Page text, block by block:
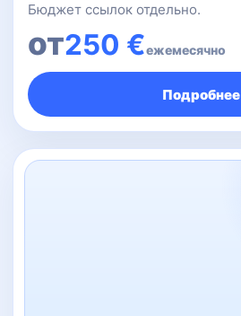
Бюджет ссылок отдельно.
от250 €ежемесячно
Подробнее